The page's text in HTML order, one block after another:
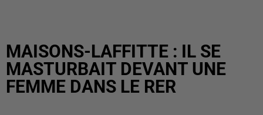
MAISONS-LAFFITTE : IL SE
MASTURBAIT DEVANT UNE
FEMME DANS LE RER